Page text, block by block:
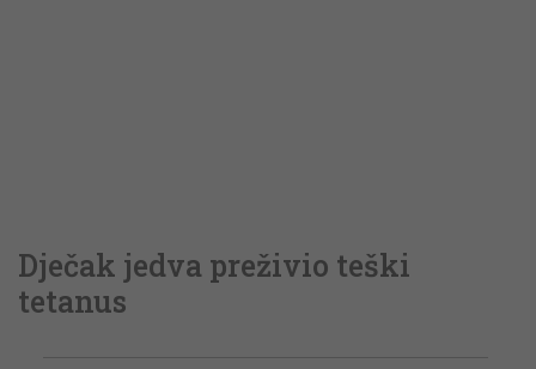
Dječak jedva preživio teški
tetanus